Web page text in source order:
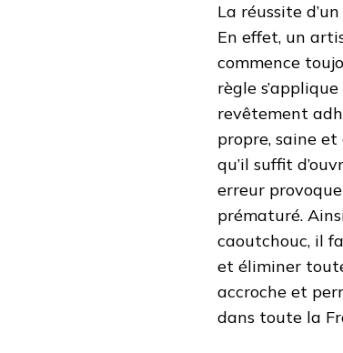
La réussite
En effet, un
commence
règle
revêtement
propre, saine
qu’il suffit
erreur
prématuré.
caoutchouc, il
et éliminer
accroche et
dans toute la